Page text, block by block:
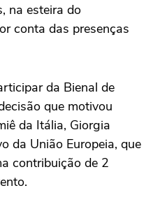
na esteira do
conta das presenças
da Bienal de
que motivou
da Itália, Giorgia
da União Europeia, que
contribuição de 2